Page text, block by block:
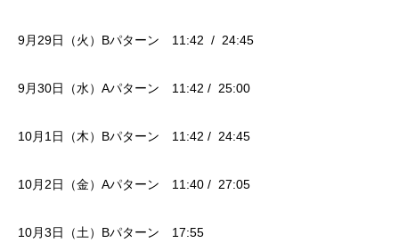
9月29日（火）Bパターン 11:42 / 24:45
9月30日（水）Aパターン 11:42 / 25:00
10月1日（木）Bパターン 11:42 / 24:45
10月2日（金）Aパターン 11:40 / 27:05
10月3日（土）Bパターン 17:55